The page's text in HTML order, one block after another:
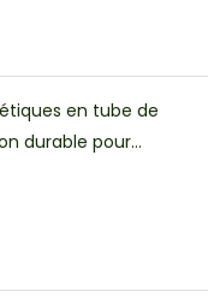
en tube de
durable pour